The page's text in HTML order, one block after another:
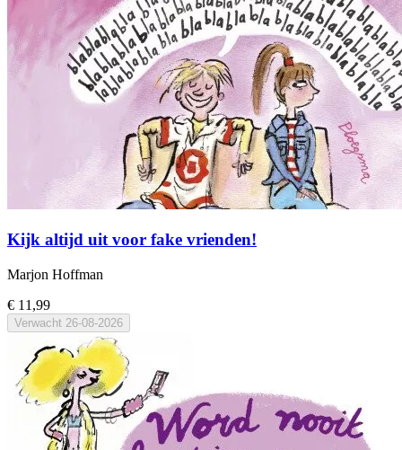
Kijk altijd uit voor fake vrienden!
Marjon Hoffman
€ 11,99
Verwacht 26-08-2026